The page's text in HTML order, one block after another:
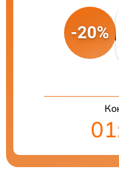
-20%